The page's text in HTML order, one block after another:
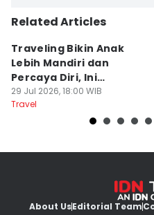
Related Articles
Traveling Bikin Anak
Lebih Mandiri dan
Percaya Diri, Ini
Penjelasan Psikolog
29 Jul 2026, 18:00 WIB
Travel
About UsEditorial Team